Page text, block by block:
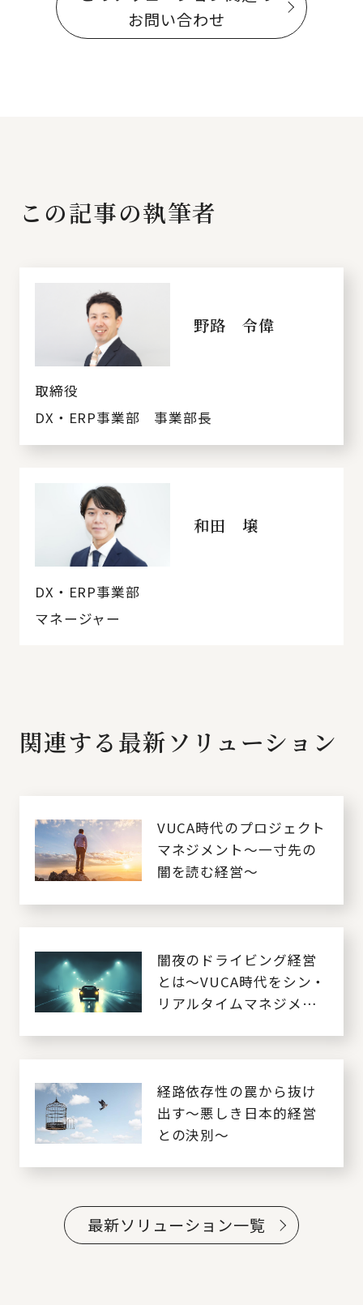
お問い合わせ
この記事の執筆者
野路 令偉
取締役
DX・ERP事業部 事業部長
和田 壌
DX・ERP事業部
マネージャー
関連する最新ソリューション
VUCA時代のプロジェクト
マネジメント～一寸先の
闇を読む経営～
闇夜のドライビング経営
とは～VUCA時代をシン・
リアルタイムマネジメン
経路依存性の罠から抜け
出す～悪しき日本的経営
との決別～
最新ソリューション一覧